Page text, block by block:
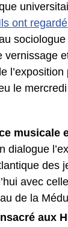
ont
sociologue
vernissage
le
musicale
dialogue
des
avec
de la
aux